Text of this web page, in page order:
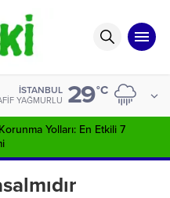
İSTANBUL
YAĞMURLU 29°C
Yolları: En Etkili 7